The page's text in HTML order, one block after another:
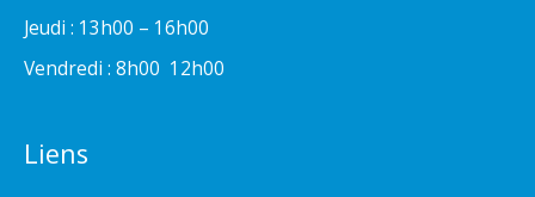
Jeudi : 13h00 – 16h00
Vendredi : 8h00  12h00
Liens